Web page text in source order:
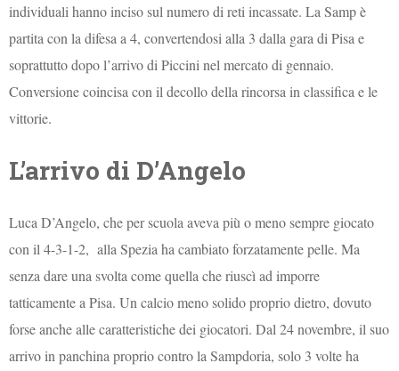
individuali hanno inciso sul numero di reti incassate. La Samp è
partita con la difesa a 4, convertendosi alla 3 dalla gara di Pisa e
soprattutto dopo l’arrivo di Piccini nel mercato di gennaio.
Conversione coincisa con il decollo della rincorsa in classifica e le
vittorie.
L’arrivo di D’Angelo
Luca D’Angelo, che per scuola aveva più o meno sempre giocato
con il 4-3-1-2, alla Spezia ha cambiato forzatamente pelle. Ma
senza dare una svolta come quella che riuscì ad imporre
tatticamente a Pisa. Un calcio meno solido proprio dietro, dovuto
forse anche alle caratteristiche dei giocatori. Dal 24 novembre, il suo
arrivo in panchina proprio contro la Sampdoria, solo 3 volte ha